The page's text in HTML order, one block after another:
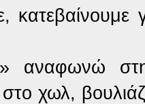
κατεβαίνουμε
αναφωνώ
χωλ,